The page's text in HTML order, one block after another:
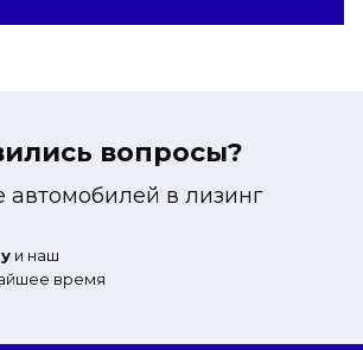
вопросы?
автомобилей в лизинг
и наш
время